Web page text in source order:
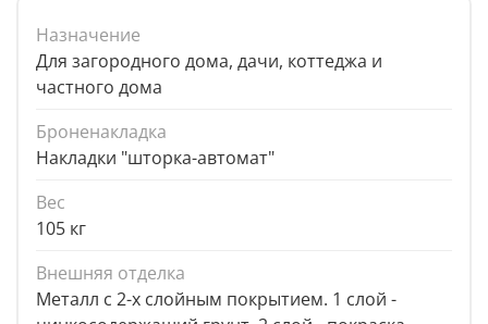
Назначение
Для загородного дома, дачи, коттеджа и
частного дома
Броненакладка
Накладки "шторка-автомат"
Вес
105 кг
Внешняя отделка
Металл с 2-х слойным покрытием. 1 слой -